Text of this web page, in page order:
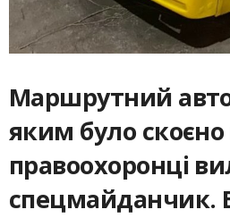
Маршрутний
яким було скоєно
правоохоронці
спецмайданчик.